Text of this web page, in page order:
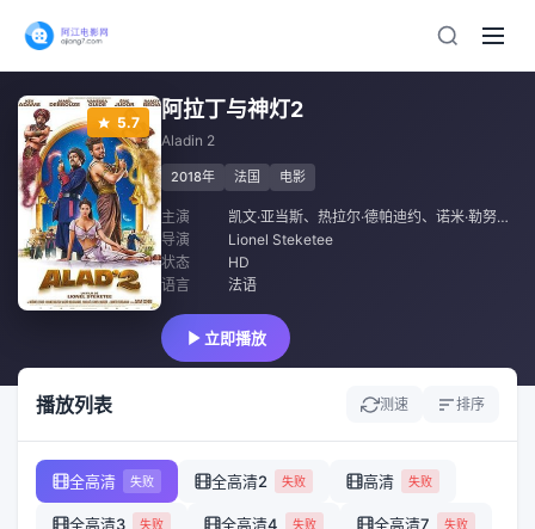
5.7
阿拉丁与神灯2
Aladin 2
2018年 法国 电影
主演 凯文·亚当斯、 热拉尔·德帕迪约、 诺米·勒努瓦
导演
Lionel Steketee
状态
HD
语言
法语
立即播放
播放列表 测速 排序
全高清 失败 全高清2 失败 高清 失败
全高清3 失败 全高清4 失败 全高清7 失败